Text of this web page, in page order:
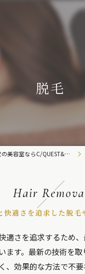
脱毛
神奈川県辻堂の美容室ならC/QUEST&C-plus
快適さを追求した脱毛
Hair
適さを追求するため
ます。最新の技術を取
、効果的な方法で不